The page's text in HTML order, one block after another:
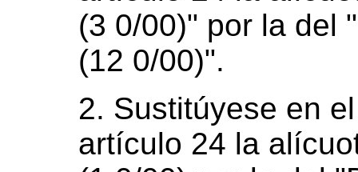
(3 0/00)" por la del
(12 0/00)".
2. Sustitúyese en
artículo 24 la